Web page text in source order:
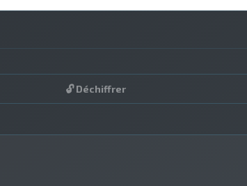
🔓 Déchiffrer